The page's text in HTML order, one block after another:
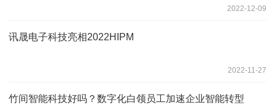
2022-12-09
讯晟电子科技亮相2022HIPM
2022-11-27
竹间智能科技好吗？数字化白领员工加速企业智能转型